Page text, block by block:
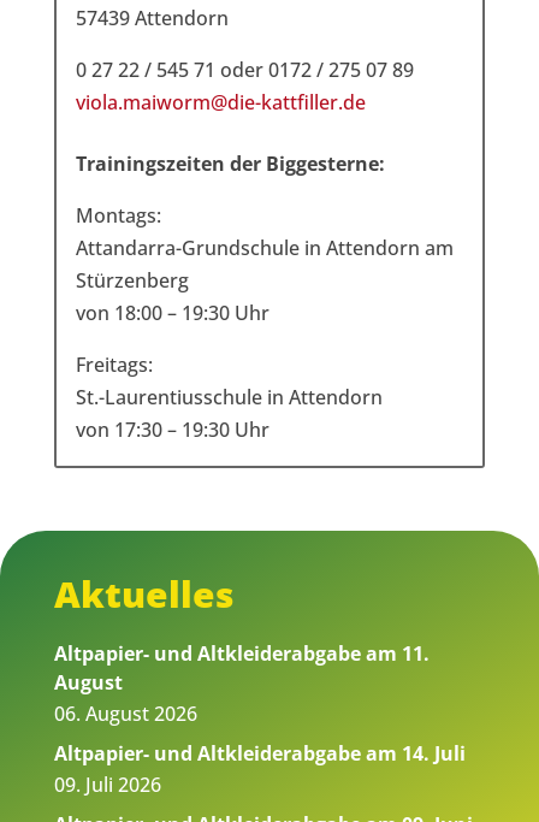
57439 Attendorn
0 27 22 / 545 71 oder 0172 / 275 07 89
viola.maiworm@die-kattfiller.de
Trainingszeiten der Biggesterne:
Montags:
Attandarra-Grundschule in Attendorn am
Stürzenberg
von 18:00 – 19:30 Uhr
Freitags:
St.-Laurentiusschule in Attendorn
von 17:30 – 19:30 Uhr
Aktuelles
Altpapier- und Altkleiderabgabe am 11.
August
06. August 2026
Altpapier- und Altkleiderabgabe am 14. Juli
09. Juli 2026